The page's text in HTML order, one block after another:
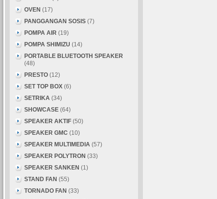
OVEN (17)
PANGGANGAN SOSIS (7)
POMPA AIR (19)
POMPA SHIMIZU (14)
PORTABLE BLUETOOTH SPEAKER
(48)
PRESTO (12)
SET TOP BOX (6)
SETRIKA (34)
SHOWCASE (64)
SPEAKER AKTIF (50)
SPEAKER GMC (10)
SPEAKER MULTIMEDIA (57)
SPEAKER POLYTRON (33)
SPEAKER SANKEN (1)
STAND FAN (55)
TORNADO FAN (33)